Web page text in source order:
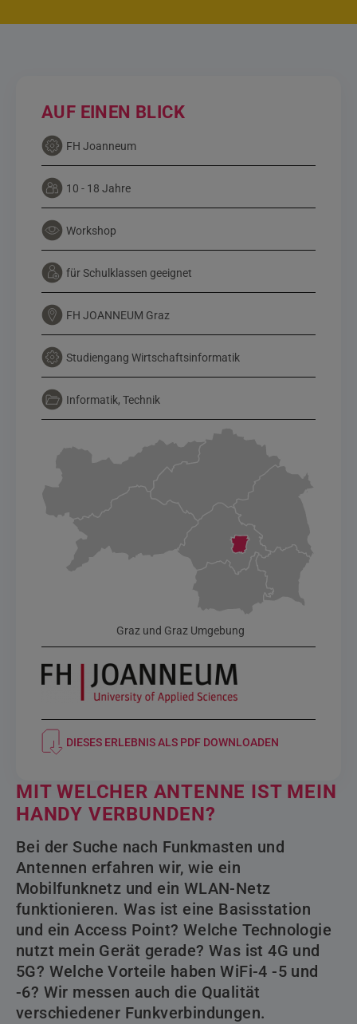
AUF EINEN BLICK
FH Joanneum
10 - 18 Jahre
Workshop
für Schulklassen geeignet
FH JOANNEUM Graz
Studiengang Wirtschaftsinformatik
Informatik, Technik
Graz und Graz Umgebung
DIESES ERLEBNIS ALS PDF DOWNLOADEN
MIT WELCHER ANTENNE IST MEIN
HANDY VERBUNDEN?
Bei der Suche nach Funkmasten und
Antennen erfahren wir, wie ein
Mobilfunknetz und ein WLAN-Netz
funktionieren. Was ist eine Basisstation
und ein Access Point? Welche Technologie
nutzt mein Gerät gerade? Was ist 4G und
5G? Welche Vorteile haben WiFi-4 -5 und
-6? Wir messen auch die Qualität
verschiedener Funkverbindungen.